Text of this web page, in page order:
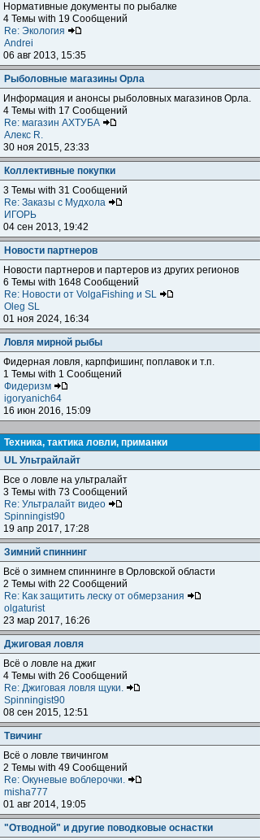
Нормативные документы по рыбалке
4 Темы with 19 Сообщений
Re: Экология
Andrei
06 авг 2013, 15:35
Рыболовные магазины Орла
Информация и анонсы рыболовных магазинов Орла.
4 Темы with 17 Сообщений
Re: магазин АХТУБА
Алекс R.
30 ноя 2015, 23:33
Коллективные покупки
3 Темы with 31 Сообщений
Re: Заказы с Мудхола
ИГОРЬ
04 сен 2013, 19:42
Новости партнеров
Новости партнеров и партеров из других регионов
6 Темы with 1648 Сообщений
Re: Новости от VolgaFishing и SL
Oleg SL
01 ноя 2024, 16:34
Ловля мирной рыбы
Фидерная ловля, карпфишинг, поплавок и т.п.
1 Темы with 1 Сообщений
Фидеризм
igoryanich64
16 июн 2016, 15:09
Техника, тактика ловли, приманки
UL Ультрайлайт
Все о ловле на ультралайт
3 Темы with 73 Сообщений
Re: Ультралайт видео
Spinningist90
19 апр 2017, 17:28
Зимний спиннинг
Всё о зимнем спиннинге в Орловской области
2 Темы with 22 Сообщений
Re: Как защитить леску от обмерзания
olgaturist
23 мар 2017, 16:26
Джиговая ловля
Всё о ловле на джиг
4 Темы with 26 Сообщений
Re: Джиговая ловля щуки.
Spinningist90
08 сен 2015, 12:51
Твичинг
Всё о ловле твичингом
2 Темы with 49 Сообщений
Re: Окуневые воблерочки.
misha777
01 авг 2014, 19:05
"Отводной" и другие поводковые оснастки